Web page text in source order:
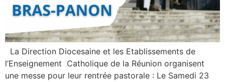
La Direction Diocesaine et les Etablissements de
l’Enseignement Catholique de la Réunion organisent
une messe pour leur rentrée pastorale : Le Samedi 23